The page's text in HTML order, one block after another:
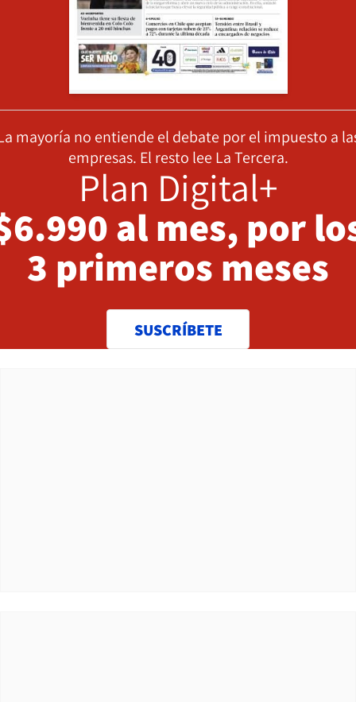
mayoría no entiende el debate por el impuesto a
empresas. El resto lee La Tercera.
Plan Digital+
al mes, por
3 primeros meses
SUSCRÍBETE